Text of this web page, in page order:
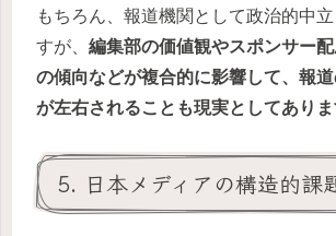
もちろん、報道機関として政治的中
すが、 編集部の価値観やスポンサー
の傾向などが複合的に影響して、報
が左右されることも現実としてあり
5. 日本メディアの構造的課